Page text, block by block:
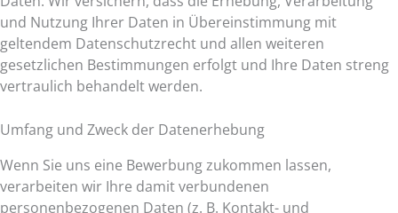
und Nutzung Ihrer Daten in Übereinstimmung mit
geltendem Datenschutzrecht und allen weiteren
gesetzlichen Bestimmungen erfolgt und Ihre Daten streng
vertraulich behandelt werden.
Umfang und Zweck der Datenerhebung
Wenn Sie uns eine Bewerbung zukommen lassen,
verarbeiten wir Ihre damit verbundenen
personenbezogenen Daten (z. B. Kontakt- und